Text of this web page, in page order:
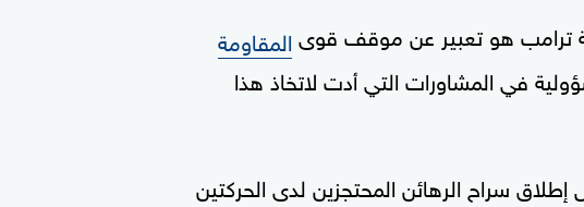
ترامب هو تعبير عن موقف قوى المقاومة
في المشاورات التي أدت لاتخاذ هذا
سراح الرهائن المحتجزين لدى الحركتين